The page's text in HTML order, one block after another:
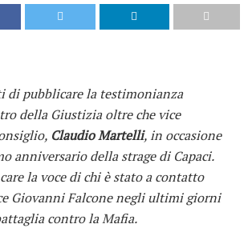
di pubblicare la testimonianza
della Giustizia oltre che vice
Claudio Martelli, in occasione
anniversario della strage di Capaci.
la voce di chi è stato a contatto
Giovanni Falcone negli ultimi giorni
contro la Mafia.